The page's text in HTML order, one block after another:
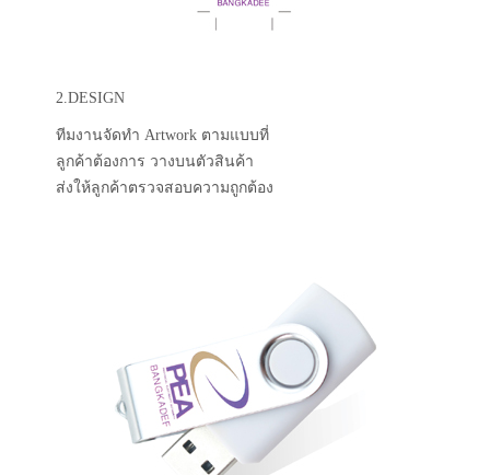
2.DESIGN
ทีมงานจัดทำ Artwork ตามแบบที่
ลูกค้าต้องการ วางบนตัวสินค้า
ส่งให้ลูกค้าตรวจสอบความถูกต้อง